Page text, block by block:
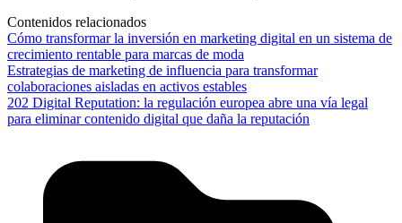
Contenidos relacionados
Cómo transformar la inversión en marketing digital en un sistema de
crecimiento rentable para marcas de moda
Estrategias de marketing de influencia para transformar
colaboraciones aisladas en activos estables
202 Digital Reputation: la regulación europea abre una vía legal
para eliminar contenido digital que daña la reputación